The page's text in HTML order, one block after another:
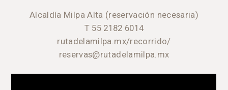
Alcaldía Milpa Alta (reservación necesaria)
T 55 2182 6014
rutadelamilpa.mx/recorrido/
reservas@rutadelamilpa.mx